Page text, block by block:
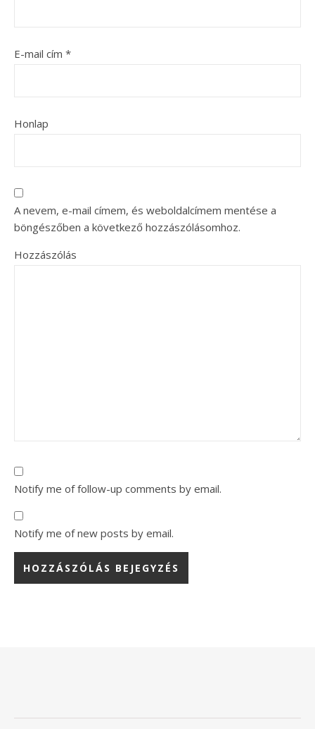
E-mail cím *
Honlap
A nevem, e-mail címem, és weboldalcímem mentése a
böngészőben a következő hozzászólásomhoz.
Hozzászólás
Notify me of follow-up comments by email.
Notify me of new posts by email.